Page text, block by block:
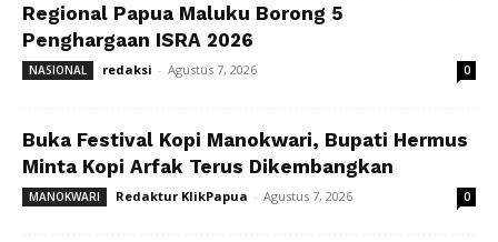
Regional Papua Maluku Borong 5
Penghargaan ISRA 2026
NASIONAL redaksi - Agustus 7, 2026 0
Buka Festival Kopi Manokwari, Bupati Hermus
Minta Kopi Arfak Terus Dikembangkan
MANOKWARI Redaktur KlikPapua - Agustus 7, 2026 0